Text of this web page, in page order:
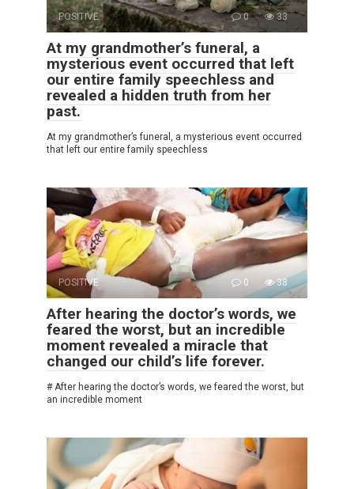
POSITIVE 0 33
At my grandmother’s funeral, a
mysterious event occurred that left
our entire family speechless and
revealed a hidden truth from her
past.
At my grandmother’s funeral, a mysterious event occurred
that left our entire family speechless
POSITIVE 0 38
After hearing the doctor’s words, we
feared the worst, but an incredible
moment revealed a miracle that
changed our child’s life forever.
# After hearing the doctor’s words, we feared the worst, but
an incredible moment